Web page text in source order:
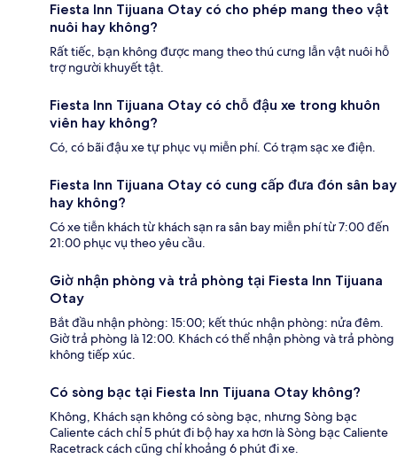
Fiesta Inn Tijuana Otay có cho phép mang theo vật
nuôi hay không?
Rất tiếc, bạn không được mang theo thú cưng lẫn vật nuôi hỗ
trợ người khuyết tật.
Fiesta Inn Tijuana Otay có chỗ đậu xe trong khuôn
viên hay không?
Có, có bãi đậu xe tự phục vụ miễn phí. Có trạm sạc xe điện.
Fiesta Inn Tijuana Otay có cung cấp đưa đón sân bay
hay không?
Có xe tiễn khách từ khách sạn ra sân bay miễn phí từ 7:00 đến
21:00 phục vụ theo yêu cầu.
Giờ nhận phòng và trả phòng tại Fiesta Inn Tijuana
Otay
Bắt đầu nhận phòng: 15:00; kết thúc nhận phòng: nửa đêm.
Giờ trả phòng là 12:00. Khách có thể nhận phòng và trả phòng
không tiếp xúc.
Có sòng bạc tại Fiesta Inn Tijuana Otay không?
Không, Khách sạn không có sòng bạc, nhưng Sòng bạc
Caliente cách chỉ 5 phút đi bộ hay xa hơn là Sòng bạc Caliente
Racetrack cách cũng chỉ khoảng 6 phút đi xe.